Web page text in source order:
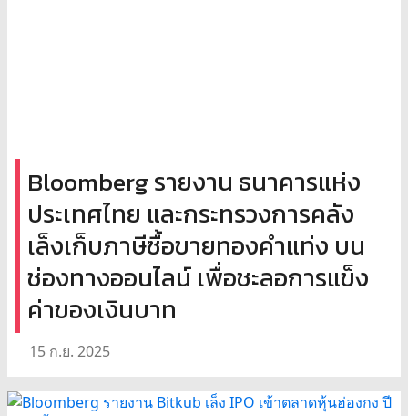
Bloomberg รายงาน ธนาคารแห่ง
ประเทศไทย และกระทรวงการคลัง
เล็งเก็บภาษีซื้อขายทองคำแท่ง บน
ช่องทางออนไลน์ เพื่อชะลอการแข็ง
ค่าของเงินบาท
15 ก.ย. 2025